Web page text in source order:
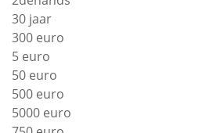
30 jaar
300 euro
5 euro
50 euro
500 euro
5000 euro